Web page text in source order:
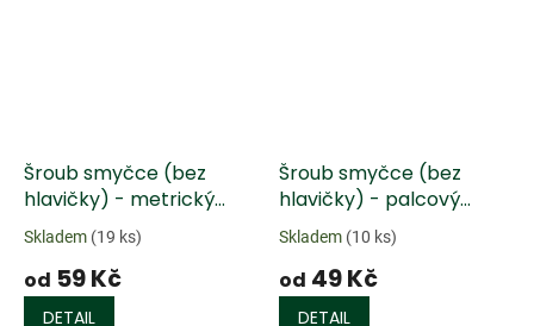
Šroub smyčce (bez
hlavičky) - metrický
závit, DE
Skladem (19 ks)
od 59 Kč
DETAIL
Šroub smyčce (bez
hlavičky) - palcový
závit, DE
Skladem (10 ks)
od 49 Kč
DETAIL